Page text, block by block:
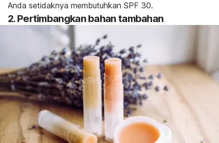
Anda setidaknya membutuhkan SPF 30.
2. Pertimbangkan bahan tambahan